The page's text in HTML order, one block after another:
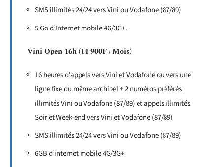
SMS illimités 24/24 vers Vini ou Vodafone (87/89)
5 Go d’Internet mobile 4G/3G+.
Vini Open 16h (14 900F / Mois)
16 heures d’appels vers Vini et Vodafone ou vers une
ligne fixe du même archipel + 2 numéros préférés
illimités Vini ou Vodafone (87/89) et appels illimités
Soir et Week-end vers Vini et Vodafone (87/89)
SMS illimités 24/24 vers Vini ou Vodafone (87/89)
6GB d’internet mobile 4G/3G+